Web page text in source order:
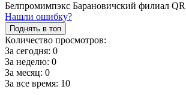
Нашли ошибку?
Поднять в топ
Количество просмотров:
За сегодня: 0
За неделю: 0
За месяц: 0
За все время: 10